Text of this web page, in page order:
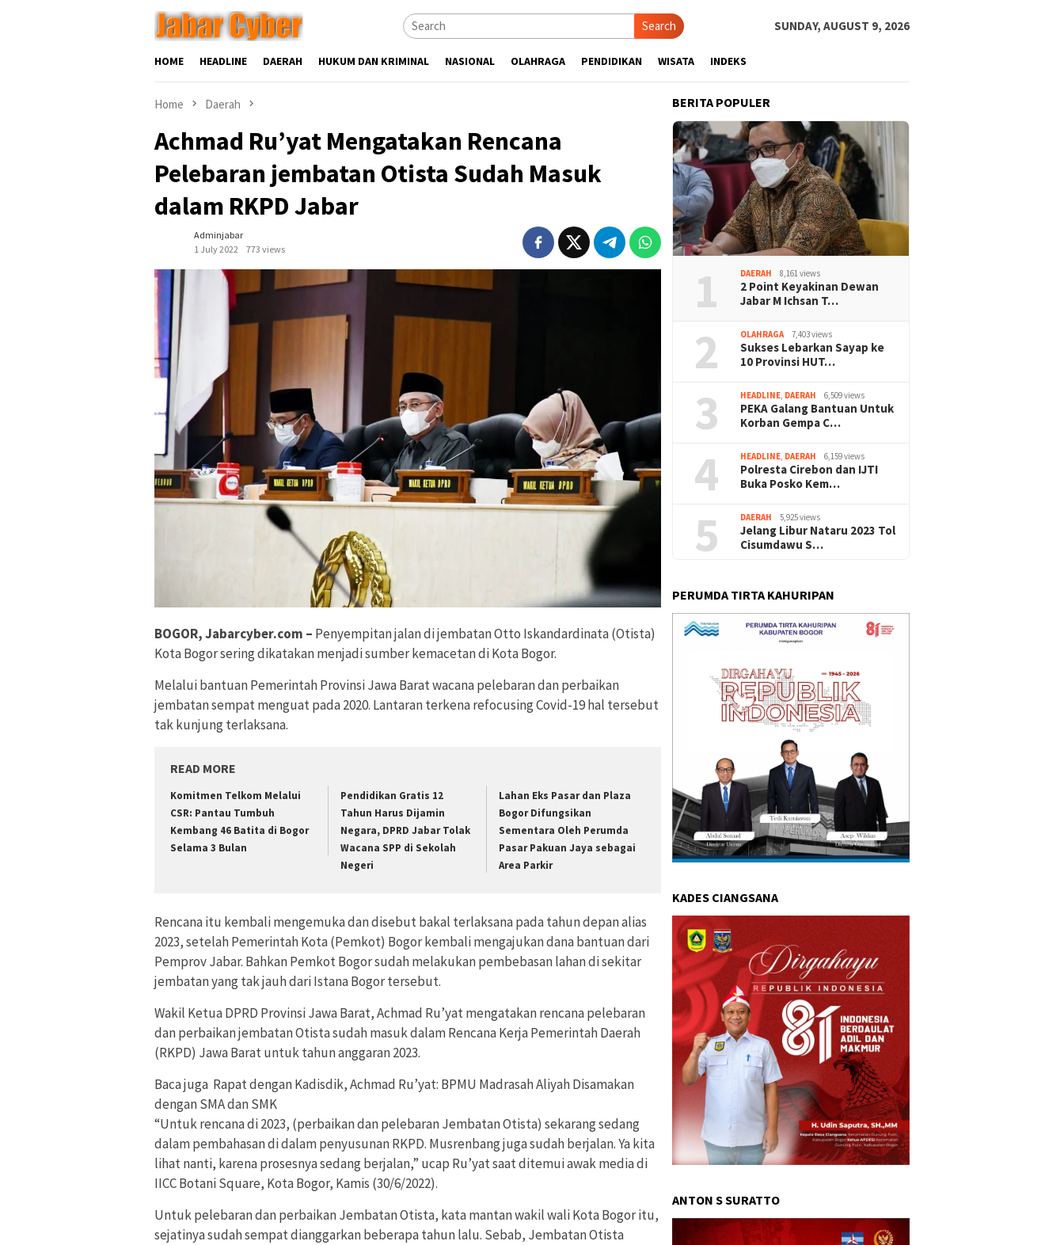
Search SUNDAY, AUGUST 9, 2026
HOME HEADLINE DAERAH HUKUM DAN KRIMINAL NASIONAL OLAHRAGA PENDIDIKAN WISATA INDEKS
Home Daerah
Achmad Ru’yat Mengatakan Rencana
Pelebaran jembatan Otista Sudah Masuk
dalam RKPD Jabar
Adminjabar
1 July 2022
773 views
BOGOR, Jabarcyber.com – Penyempitan jalan di jembatan Otto Iskandardinata (Otista)
Kota Bogor sering dikatakan menjadi sumber kemacetan di Kota Bogor.
Melalui bantuan Pemerintah Provinsi Jawa Barat wacana pelebaran dan perbaikan
jembatan sempat menguat pada 2020. Lantaran terkena refocusing Covid-19 hal tersebut
tak kunjung terlaksana.
READ MORE
Komitmen Telkom Melalui
CSR: Pantau Tumbuh
Kembang 46 Batita di Bogor
Selama 3 Bulan
Pendidikan Gratis 12
Tahun Harus Dijamin
Negara, DPRD Jabar Tolak
Wacana SPP di Sekolah
Negeri
Lahan Eks Pasar dan Plaza
Bogor Difungsikan
Sementara Oleh Perumda
Pasar Pakuan Jaya sebagai
Area Parkir
Rencana itu kembali mengemuka dan disebut bakal terlaksana pada tahun depan alias
2023, setelah Pemerintah Kota (Pemkot) Bogor kembali mengajukan dana bantuan dari
Pemprov Jabar. Bahkan Pemkot Bogor sudah melakukan pembebasan lahan di sekitar
jembatan yang tak jauh dari Istana Bogor tersebut.
Wakil Ketua DPRD Provinsi Jawa Barat, Achmad Ru’yat mengatakan rencana pelebaran
dan perbaikan jembatan Otista sudah masuk dalam Rencana Kerja Pemerintah Daerah
(RKPD) Jawa Barat untuk tahun anggaran 2023.
Baca juga Rapat dengan Kadisdik, Achmad Ru’yat: BPMU Madrasah Aliyah Disamakan
dengan SMA dan SMK
“Untuk rencana di 2023, (perbaikan dan pelebaran Jembatan Otista) sekarang sedang
dalam pembahasan di dalam penyusunan RKPD. Musrenbang juga sudah berjalan. Ya kita
lihat nanti, karena prosesnya sedang berjalan,” ucap Ru’yat saat ditemui awak media di
IICC Botani Square, Kota Bogor, Kamis (30/6/2022).
Untuk pelebaran dan perbaikan Jembatan Otista, kata mantan wakil wali Kota Bogor itu,
sejatinya sudah sempat dianggarkan beberapa tahun lalu. Sebab, Jembatan Otista
BERITA POPULER
1 DAERAH 8,161 views
2 Point Keyakinan Dewan
Jabar M Ichsan T…
2 OLAHRAGA 7,403 views
Sukses Lebarkan Sayap ke
10 Provinsi HUT…
3 HEADLINE DAERAH 6,509 views
PEKA Galang Bantuan Untuk
Korban Gempa C…
4 HEADLINE DAERAH 6,159 views
Polresta Cirebon dan IJTI
Buka Posko Kem…
5 DAERAH 5,925 views
Jelang Libur Nataru 2023 Tol
Cisumdawu S…
PERUMDA TIRTA KAHURIPAN
KADES CIANGSANA
ANTON S SURATTO